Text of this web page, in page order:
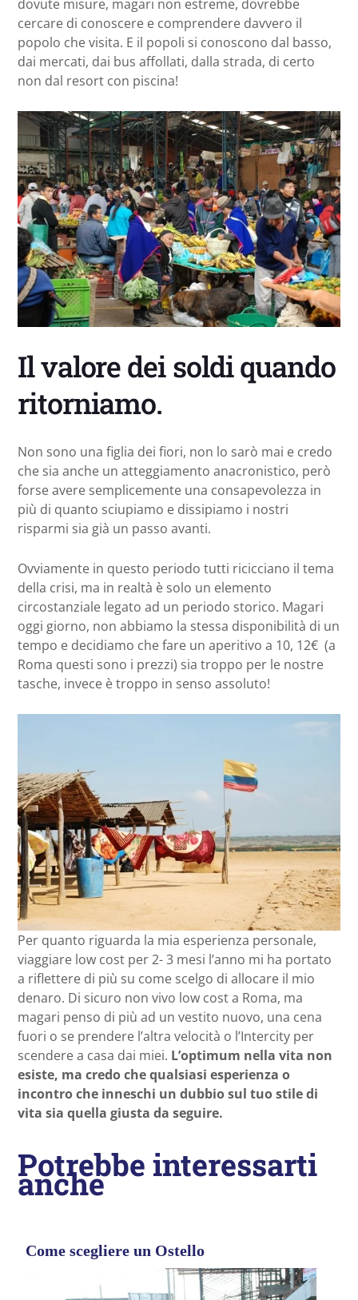
dovute misure, magari non estreme, dovrebbe
cercare di conoscere e comprendere davvero il
popolo che visita. E il popoli si conoscono dal basso,
dai mercati, dai bus affollati, dalla strada, di certo
non dal resort con piscina!
Il valore dei soldi quando
ritorniamo.
Non sono una figlia dei fiori, non lo sarò mai e credo
che sia anche un atteggiamento anacronistico, però
forse avere semplicemente una consapevolezza in
più di quanto sciupiamo e dissipiamo i nostri
risparmi sia già un passo avanti.
Ovviamente in questo periodo tutti ricicciano il tema
della crisi, ma in realtà è solo un elemento
circostanziale legato ad un periodo storico. Magari
oggi giorno, non abbiamo la stessa disponibilità di un
tempo e decidiamo che fare un aperitivo a 10, 12€ (a
Roma questi sono i prezzi) sia troppo per le nostre
tasche, invece è troppo in senso assoluto!
Per quanto riguarda la mia esperienza personale,
viaggiare low cost per 2- 3 mesi l’anno mi ha portato
a riflettere di più su come scelgo di allocare il mio
denaro. Di sicuro non vivo low cost a Roma, ma
magari penso di più ad un vestito nuovo, una cena
fuori o se prendere l’altra velocità o l’Intercity per
scendere a casa dai miei. L’optimum nella vita non
esiste, ma credo che qualsiasi esperienza o
incontro che inneschi un dubbio sul tuo stile di
vita sia quella giusta da seguire.
Potrebbe interessarti
anche
Come scegliere un Ostello